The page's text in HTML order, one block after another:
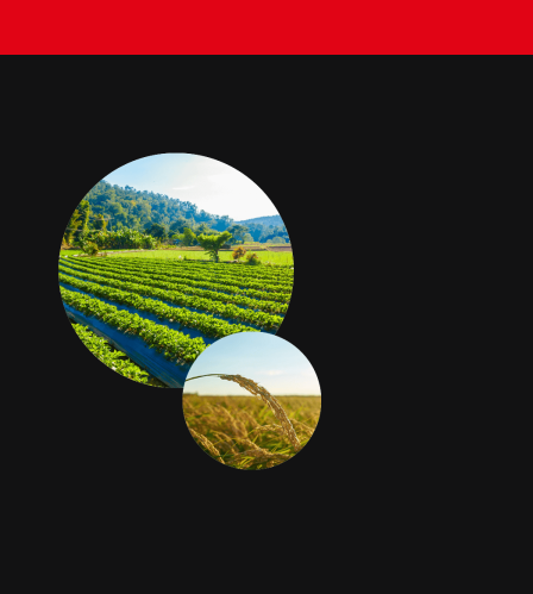
BACHES
METALLERIE
ÉQUIPEMENTS AGRICOLES
CONTACT